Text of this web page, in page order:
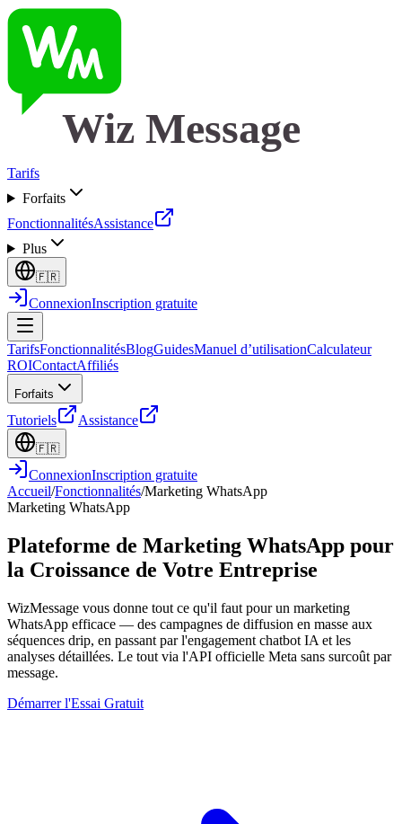
Wiz Message
Tarifs
Forfaits
FonctionnalitésAssistance
Plus
🇫🇷
ConnexionInscription gratuite
TarifsFonctionnalitésBlogGuidesManuel d’utilisationCalculateur
ROIContactAffiliés
Forfaits
Tutoriels Assistance
🇫🇷
ConnexionInscription gratuite
Accueil/Fonctionnalités/Marketing WhatsApp
Marketing WhatsApp
Plateforme de Marketing WhatsApp pour
la Croissance de Votre Entreprise
WizMessage vous donne tout ce qu'il faut pour un marketing
WhatsApp efficace — des campagnes de diffusion en masse aux
séquences drip, en passant par l'engagement chatbot IA et les
analyses détaillées. Le tout via l'API officielle Meta sans surcoût par
message.
Démarrer l'Essai Gratuit